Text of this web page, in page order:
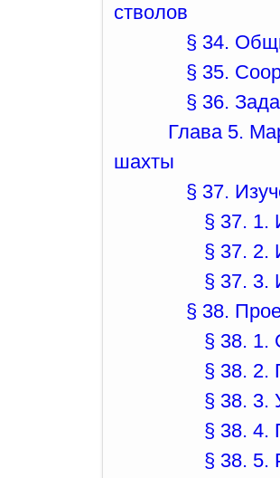
стволов
§ 34.
§ 35.
§ 36.
Глава 5.
шахты
§ 37.
§ 37. 1.
§ 37. 2.
§ 37. 3.
§ 38.
§ 38. 1.
§ 38. 2.
§ 38. 3.
§ 38. 4.
§ 38. 5.